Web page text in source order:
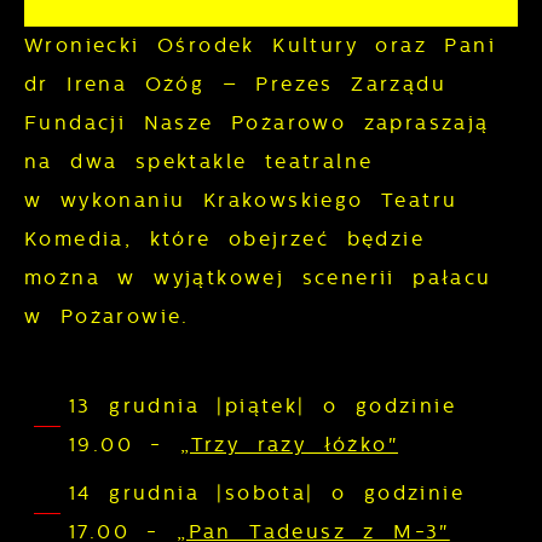
Wroniecki Ośrodek Kultury oraz Pani
dr Irena Ożóg – Prezes Zarządu
Fundacji Nasze Pożarowo zapraszają
na dwa spektakle teatralne
w wykonaniu Krakowskiego Teatru
Komedia, które obejrzeć będzie
można w wyjątkowej scenerii pałacu
w Pożarowie.
13 grudnia |piątek| o godzinie
19.00 - „Trzy razy łóżko"
14 grudnia |sobota| o godzinie
17.00 - „Pan Tadeusz z M-3"
dopasowanie jej do Twoich indywidualnych
preferencji. Wyrażenie zgody na
cookies gwarantuje dostępność większej
ilości funkcji na stronie.
Analityczne
Analityczne pliki cookies pomagają nam
rozwijać się i dostosowywać do Twoich
Cookies analityczne pozwalają na
uzyskanie informacji w zakresie
wykorzystywania witryny internetowej,
miejsca oraz częstotliwości, z jaką
serwisów internetowych pod względem ich
popularności wśród użytkowników.
Zgromadzone informacje są przetwarzane
w formie zanonimizowanej. Wyrażenie
Reklamowe
aktualności na stronach naszych
partnerów.
Promocyjne pliki cookies służą do
Więcej